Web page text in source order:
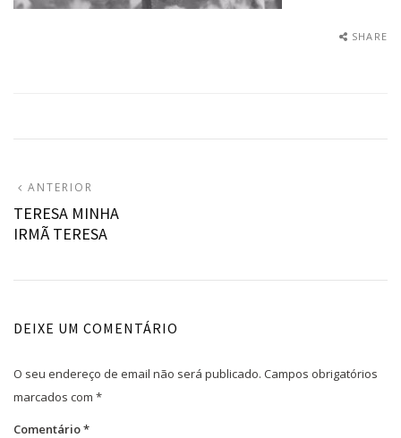
SHARE
Navegação
de
ANTERIOR
ANTERIOR:
TERESA MINHA
IRMÃ TERESA
DEIXE UM COMENTÁRIO
O seu endereço de email não será publicado. Campos obrigatórios
marcados com *
Comentário*